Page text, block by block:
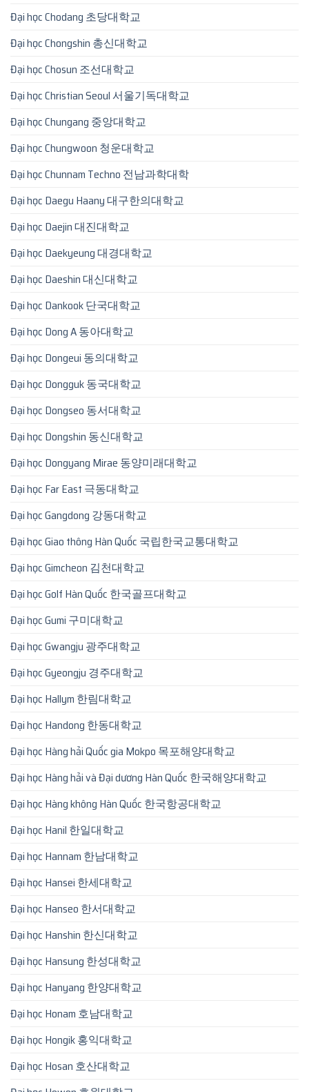
Đại học Chodang 초당대학교
Đại học Chongshin 총신대학교
Đại học Chosun 조선대학교
Đại học Christian Seoul 서울기독대학교
Đại học Chungang 중앙대학교
Đại học Chungwoon 청운대학교
Đại học Chunnam Techno 전남과학대학
Đại học Daegu Haany 대구한의대학교
Đại học Daejin 대진대학교
Đại học Daekyeung 대경대학교
Đại học Daeshin 대신대학교
Đại học Dankook 단국대학교
Đại học Dong A 동아대학교
Đại học Dongeui 동의대학교
Đại học Dongguk 동국대학교
Đại học Dongseo 동서대학교
Đại học Dongshin 동신대학교
Đại học Dongyang Mirae 동양미래대학교
Đại học Far East 극동대학교
Đại học Gangdong 강동대학교
Đại học Giao thông Hàn Quốc 국립한국교통대학교
Đại học Gimcheon 김천대학교
Đại học Golf Hàn Quốc 한국골프대학교
Đại học Gumi 구미대학교
Đại học Gwangju 광주대학교
Đại học Gyeongju 경주대학교
Đại học Hallym 한림대학교
Đại học Handong 한동대학교
Đại học Hàng hải Quốc gia Mokpo 목포해양대학교
Đại học Hàng hải và Đại dương Hàn Quốc 한국해양대학교
Đại học Hàng không Hàn Quốc 한국항공대학교
Đại học Hanil 한일대학교
Đại học Hannam 한남대학교
Đại học Hansei 한세대학교
Đại học Hanseo 한서대학교
Đại học Hanshin 한신대학교
Đại học Hansung 한성대학교
Đại học Hanyang 한양대학교
Đại học Honam 호남대학교
Đại học Hongik 홍익대학교
Đại học Hosan 호산대학교